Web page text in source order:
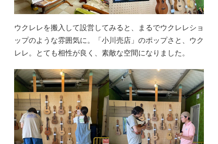
ウクレレを搬入して設営してみると、まるでウクレレショ
ップのような雰囲気に。「小川売店」のポップさと、ウク
レレ。とても相性が良く、素敵な空間になりました。